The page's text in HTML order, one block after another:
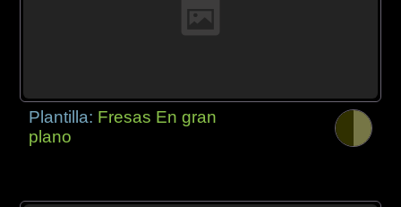
Plantilla: Fresas En gran
plano